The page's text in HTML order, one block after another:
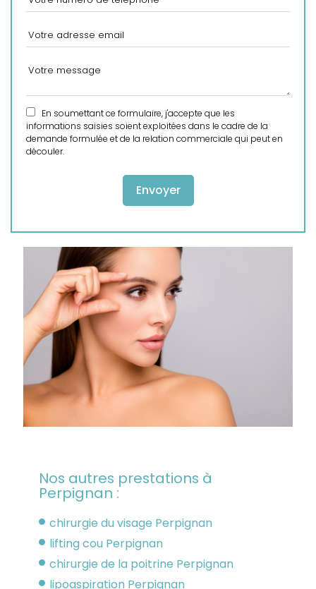
En soumettant ce formulaire, j'accepte que les
informations saisies soient exploitées dans le cadre de la
demande formulée et de la relation commerciale qui peut en
découler.
Nos autres prestations à
Perpignan :
chirurgie du visage Perpignan
lifting cou Perpignan
chirurgie de la poitrine Perpignan
lipoaspiration Perpignan